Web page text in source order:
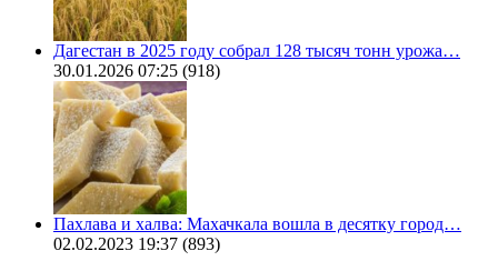
Дагестан в 2025 году собрал 128 тысяч тонн урожа…
30.01.2026 07:25 (918)
Пахлава и халва: Махачкала вошла в десятку город…
02.02.2023 19:37 (893)